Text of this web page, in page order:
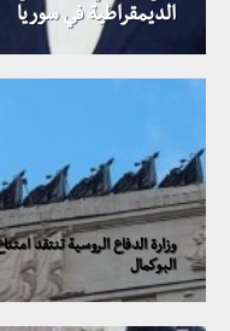
الديمقراطية في سوريا
وزارة الدفاع الروسية تنتقد
البوكمال